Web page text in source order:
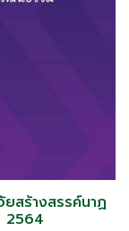
ยสร้างสรรค์นาฏ
2564